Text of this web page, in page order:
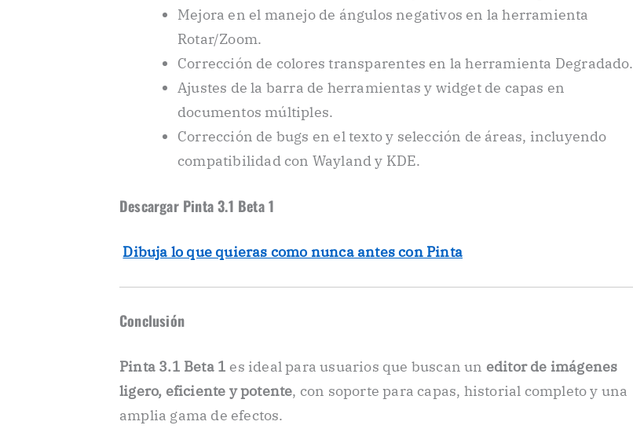
Mejora en el manejo de ángulos negativos en la herramienta
Rotar/Zoom.
Corrección de colores transparentes en la herramienta Degradado.
Ajustes de la barra de herramientas y widget de capas en
documentos múltiples.
Corrección de bugs en el texto y selección de áreas, incluyendo
compatibilidad con Wayland y KDE.
Descargar Pinta 3.1 Beta 1
Dibuja lo que quieras como nunca antes con Pinta
Conclusión
Pinta 3.1 Beta 1 es ideal para usuarios que buscan un editor de imágenes
ligero, eficiente y potente, con soporte para capas, historial completo y una
amplia gama de efectos.